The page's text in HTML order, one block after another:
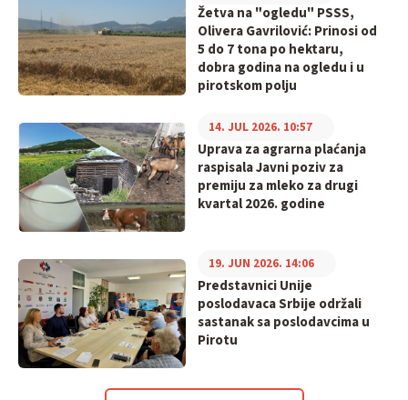
Žetva na "ogledu" PSSS,
Olivera Gavrilović: Prinosi od
5 do 7 tona po hektaru,
dobra godina na ogledu i u
pirotskom polju
Uprava za agrarna plaćanja
raspisala Javni poziv za
premiju za mleko za drugi
kvartal 2026. godine
14. JUL 2026. 10:57
Predstavnici Unije
poslodavaca Srbije održali
sastanak sa poslodavcima u
Pirotu
19. JUN 2026. 14:06